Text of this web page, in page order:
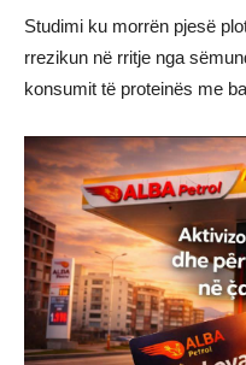
Studimi ku morrën pjesë
rrezikun në rritje nga
konsumit të proteinës me